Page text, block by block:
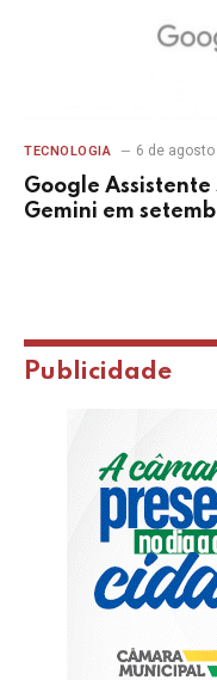
TECNOLOGIA 6 de
Google
Gemini em
Publicidade